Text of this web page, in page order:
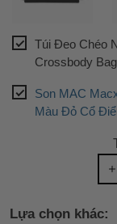
Túi Đeo Chéo
Crossbody
Son MAC
Màu Đỏ Cổ
Lựa chọn khác: